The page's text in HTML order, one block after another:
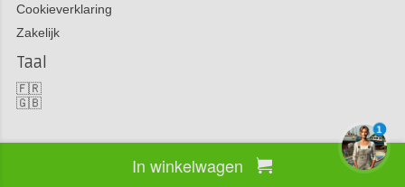
In winkelwagen
Cookieverklaring
Zakelijk
Taal
🇫🇷
🇬🇧
Copyright 2026 Polyestershoppen bv
1